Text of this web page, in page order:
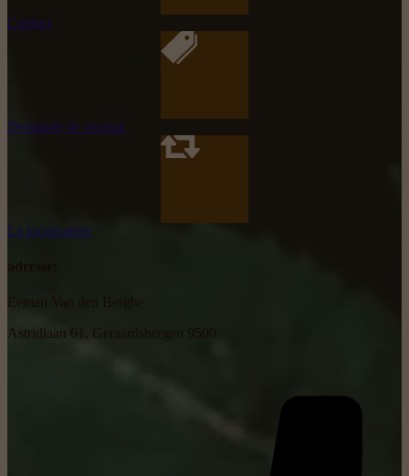
Contact
Demande de produit
La localisation
Astridlaan 61, Geraardsbergen 9500